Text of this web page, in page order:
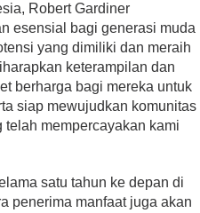
Robert Gardiner
esensial bagi generasi muda
yang dimiliki dan meraih
keterampilan dan
berharga bagi mereka untuk
siap mewujudkan komunitas
mempercayakan kami
satu tahun ke depan di
penerima manfaat juga akan